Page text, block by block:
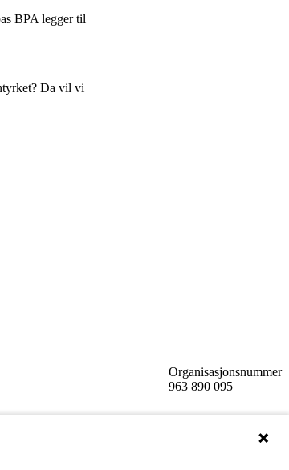
BPA legger til
Da vil vi
Organisasjonsnummer
963 890 095